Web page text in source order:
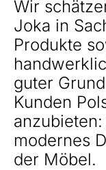
Wir
Joka in
Produkte
guter
Kunden
modernes
der Möbel.